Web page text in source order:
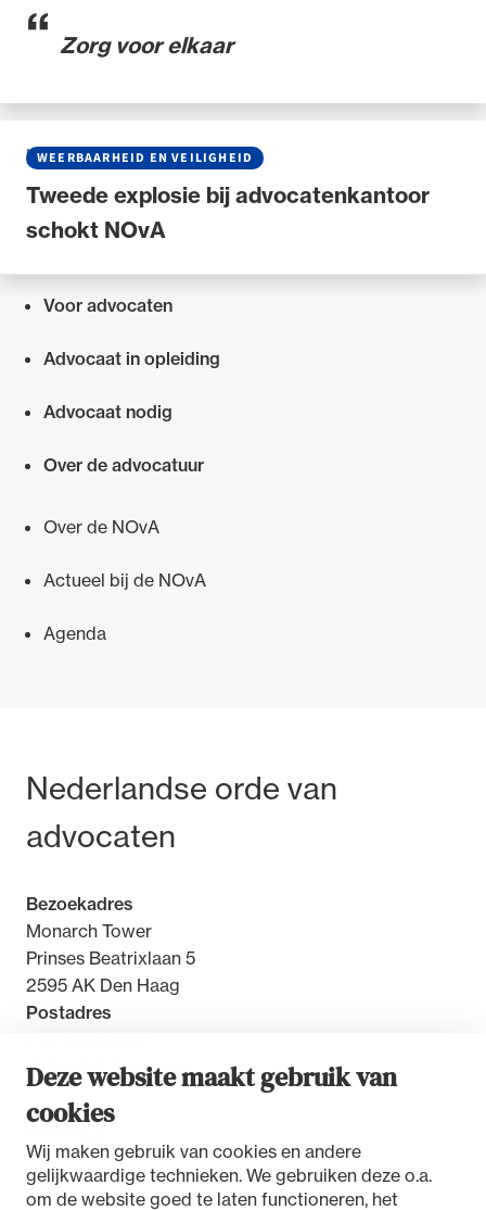
Deze website maakt gebruik van
cookies
Wij maken gebruik van cookies en andere
gelijkwaardige technieken. We gebruiken deze o.a.
om de website goed te laten functioneren, het
Zorg voor elkaar
Tweede explosie bij advocatenkantoor
schokt NOvA
WEERBAARHEID EN VEILIGHEID
NIEUWS•23 OKTOBER 2024
Voor advocaten
Advocaat in opleiding
Advocaat nodig
Over de advocatuur
Over de NOvA
Actueel bij de NOvA
Agenda
Bezoek- en postadres
Nederlandse orde van
advocaten
Bezoekadres
Monarch Tower
Prinses Beatrixlaan 5
2595 AK Den Haag
Postadres
2500 GW Den Haag